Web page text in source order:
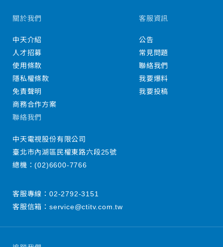
關於我們
中天介紹
人才招募
使用條款
隱私權條款
免責聲明
商務合作方案
客服資訊
公告
常見問題
聯絡我們
我要爆料
我要投稿
聯絡我們
中天電視股份有限公司
臺北市內湖區民權東路六段25號
總機：(02)6600-7766
客服專線： 02-2792-3151
客服信箱： service@ctitv.com.tw